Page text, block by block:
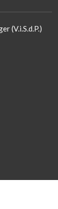
(V.i.S.d.P.)